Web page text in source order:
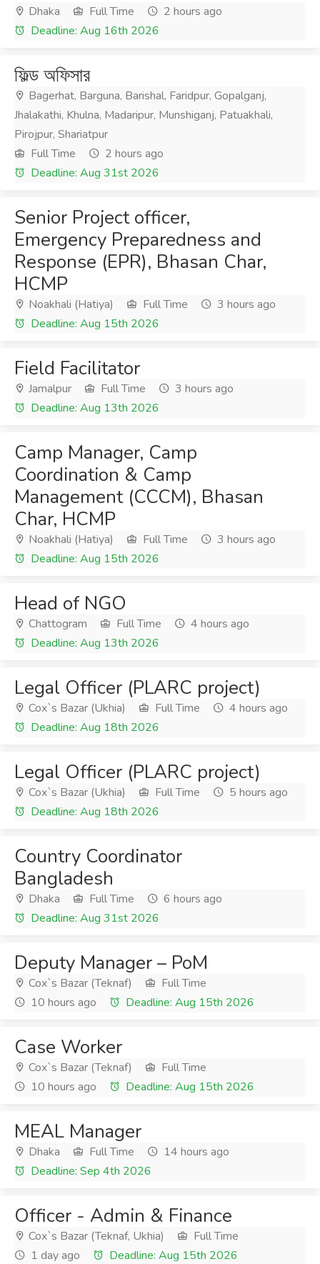
Dhaka Full Time
2 hours ago
Deadline: Aug 16th 2026
ফিল্ড অফিসার
Bagerhat, Barguna, Barishal, Faridpur, Gopalganj,
Jhalakathi, Khulna, Madaripur, Munshiganj, Patuakhali,
Pirojpur, Shariatpur
Full Time
2 hours ago
Deadline: Aug 31st 2026
Senior Project officer,
Emergency Preparedness and
Response (EPR), Bhasan Char,
HCMP
Noakhali (Hatiya) Full Time
3 hours ago
Deadline: Aug 15th 2026
Field Facilitator
Jamalpur Full Time
3 hours ago
Deadline: Aug 13th 2026
Camp Manager, Camp
Coordination & Camp
Management (CCCM), Bhasan
Char, HCMP
Noakhali (Hatiya) Full Time
3 hours ago
Deadline: Aug 15th 2026
Head of NGO
Chattogram Full Time
4 hours ago
Deadline: Aug 13th 2026
Legal Officer (PLARC project)
Cox`s Bazar (Ukhia) Full Time
4 hours ago
Deadline: Aug 18th 2026
Legal Officer (PLARC project)
Cox`s Bazar (Ukhia) Full Time
5 hours ago
Deadline: Aug 18th 2026
Country Coordinator
Bangladesh
Dhaka Full Time
6 hours ago
Deadline: Aug 31st 2026
Deputy Manager – PoM
Cox`s Bazar (Teknaf)
Full Time
10 hours ago
Deadline: Aug 15th 2026
Case Worker
Cox`s Bazar (Teknaf)
Full Time
10 hours ago
Deadline: Aug 15th 2026
MEAL Manager
Dhaka Full Time
14 hours ago
Deadline: Sep 4th 2026
Officer - Admin & Finance
Cox`s Bazar (Teknaf, Ukhia)
Full Time
1 day ago
Deadline: Aug 15th 2026